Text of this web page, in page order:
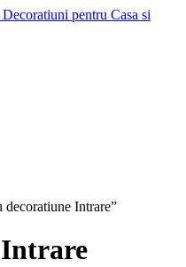
pentru Casa si
decoratiune Intrare”